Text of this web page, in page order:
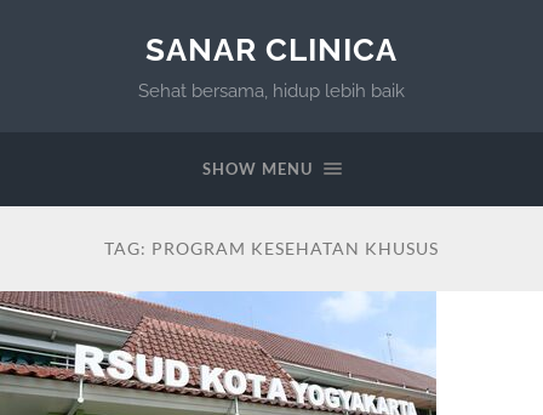
SANAR CLINICA
Sehat bersama, hidup lebih baik
SHOW MENU
TAG: PROGRAM KESEHATAN KHUSUS